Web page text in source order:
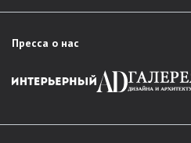
Пресса о нас